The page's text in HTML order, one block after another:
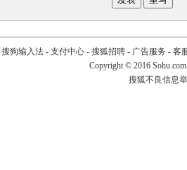
搜狗输入法- 支付中心- 搜狐招聘- 广告服务 - 客
Copyright © 2016
搜狐不良信息